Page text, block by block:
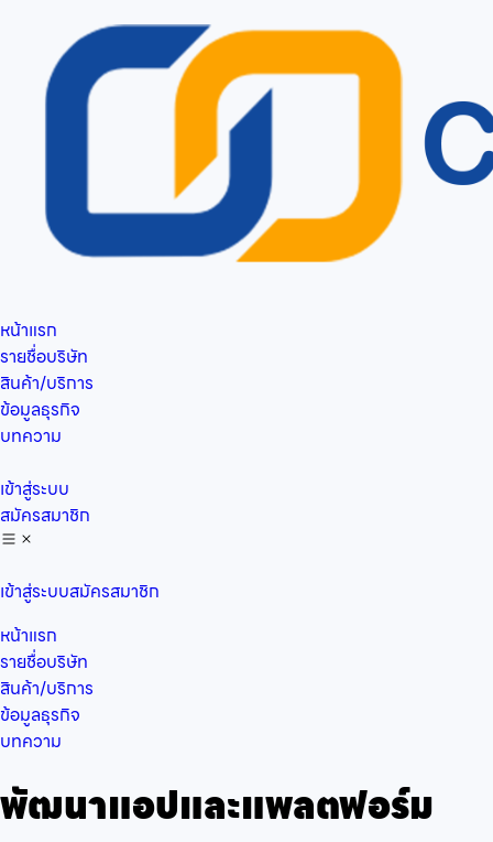
หน้าแรก
รายชื่อบริษัท
สินค้า/บริการ
ข้อมูลธุรกิจ
บทความ
เข้าสู่ระบบ
สมัครสมาชิก
เข้าสู่ระบบสมัครสมาชิก
หน้าแรก
รายชื่อบริษัท
สินค้า/บริการ
ข้อมูลธุรกิจ
บทความ
พัฒนาแอปและแพลตฟอร์ม